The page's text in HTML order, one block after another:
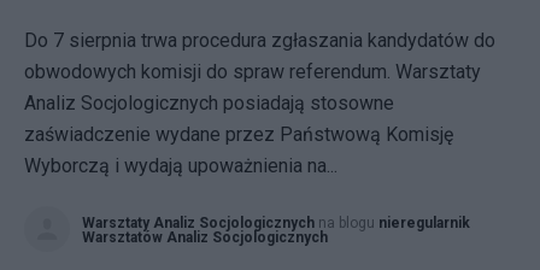
Do 7 sierpnia trwa procedura zgłaszania kandydatów do
obwodowych komisji do spraw referendum. Warsztaty
Analiz Socjologicznych posiadają stosowne
zaświadczenie wydane przez Państwową Komisję
Wyborczą i wydają upoważnienia na...
Warsztaty Analiz Socjologicznych na blogu nieregularnik
Warsztatów Analiz Socjologicznych